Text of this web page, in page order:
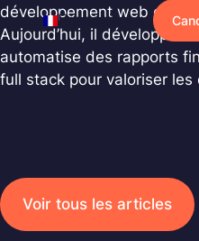
Français
développement web chez
Aujourd’hui, il développe
automatise des rapports
full stack pour valoriser les
Voir tous les articles